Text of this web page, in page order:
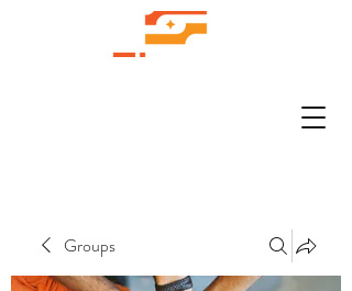
Groups